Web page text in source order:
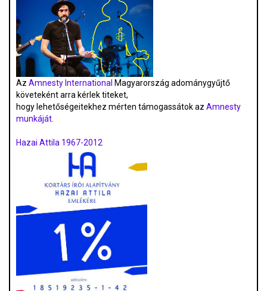
Az Amnesty International Magyarország adománygyűjtő
követeként arra kérlek titeket,
hogy lehetőségeitekhez mérten támogassátok az Amnesty
munkáját.
Hazai Attila 1967-2012